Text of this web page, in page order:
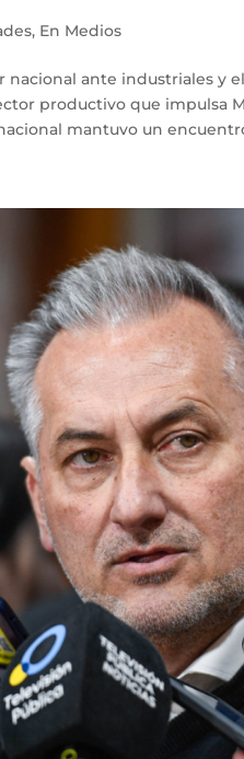
, En Medios
nacional ante industriales y
productivo que impulsa
mantuvo un